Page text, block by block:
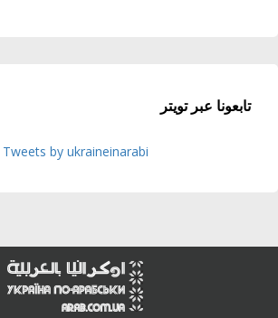
تابعونا عبر تويتر
Tweets by ukraineinarabi